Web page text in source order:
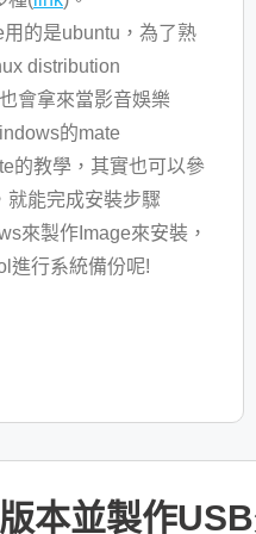
的是ubuntu，為了熟
distribution
會拿來當影音娛樂
的mate
的教學，其實也可以參
就能完成安裝步驟
來製作Image來安裝，
進行系統備份呢!
本並製作